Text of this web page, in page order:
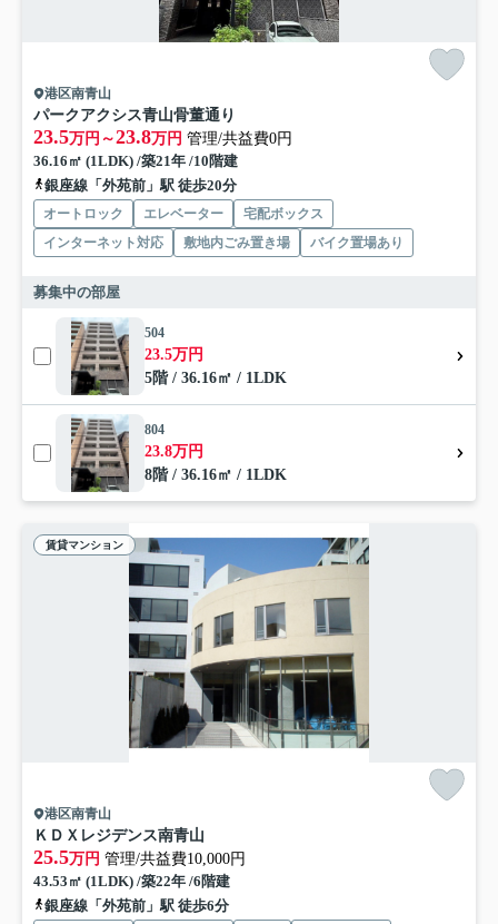
港区南青山
パークアクシス青山骨董通り
23.5万円～23.8万円 管理/共益費0円
36.16㎡ (1LDK) /築21年 /10階建
銀座線「外苑前」駅 徒歩20分
オートロック エレベーター
宅配ボックス
インターネット対応
敷地内ごみ置き場 バイク置場あり
募集中の部屋
504
23.5万円
5階 / 36.16㎡ / 1LDK
804
23.8万円
8階 / 36.16㎡ / 1LDK
賃貸マンション
港区南青山
ＫＤＸレジデンス南青山
25.5万円 管理/共益費10,000円
43.53㎡ (1LDK) /築22年 /6階建
銀座線「外苑前」駅 徒歩6分